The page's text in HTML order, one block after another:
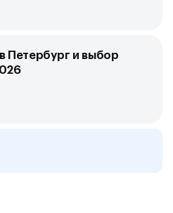
Петербург и выбор